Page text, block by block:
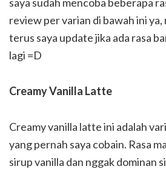
review per varian di bawah ini
terus saya update jika ada rasa
lagi =D
Creamy Vanilla Latte
Creamy vanilla latte ini adalah
yang pernah saya cobain. Rasa
sirup vanilla dan nggak dominan